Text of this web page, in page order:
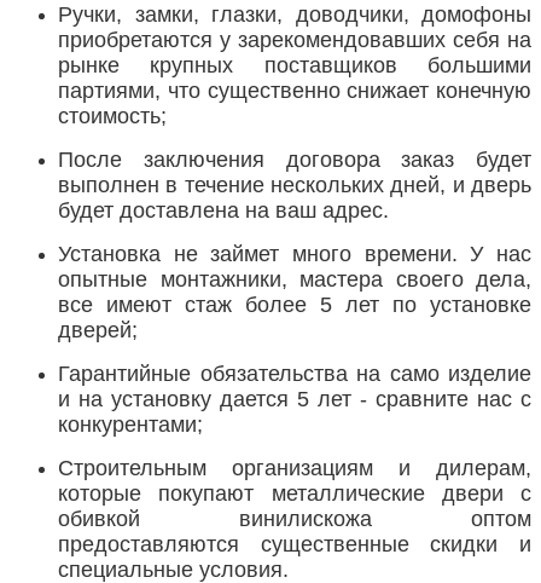
Ручки, замки, глазки, доводчики, домофоны
приобретаются у зарекомендовавших себя на
рынке крупных поставщиков большими
партиями, что существенно снижает конечную
стоимость;
После заключения договора заказ будет
выполнен в течение нескольких дней, и дверь
будет доставлена на ваш адрес.
Установка не займет много времени. У нас
опытные монтажники, мастера своего дела,
все имеют стаж более 5 лет по установке
дверей;
Гарантийные обязательства на само изделие
и на установку дается 5 лет - сравните нас с
конкурентами;
Строительным организациям и дилерам,
которые покупают металлические двери с
обивкой винилискожа оптом
предоставляются существенные скидки и
специальные условия.